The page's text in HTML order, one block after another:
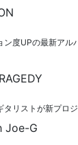
ン度UPの最新ア
タリストが新プロ
Joe-G